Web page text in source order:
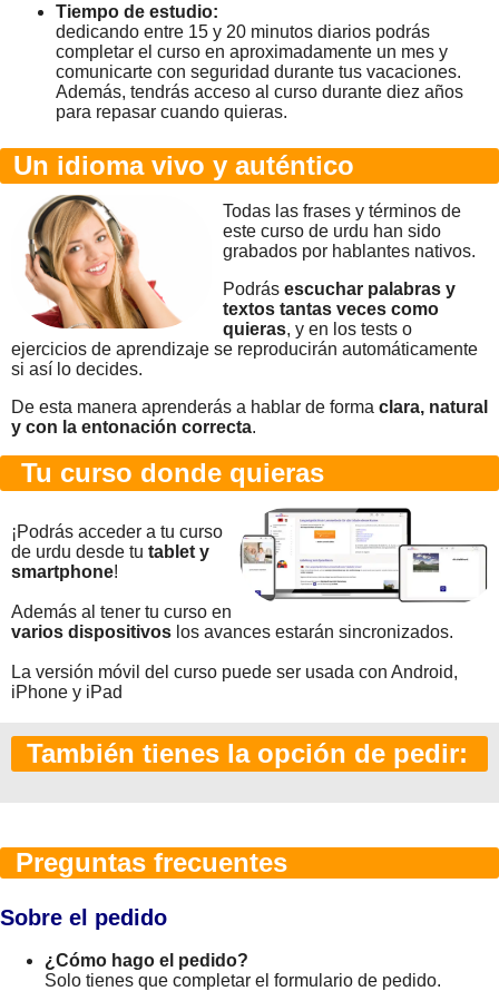
Tiempo de estudio:
dedicando entre 15 y 20 minutos diarios podrás
completar el curso en aproximadamente un mes y
comunicarte con seguridad durante tus vacaciones.
Además, tendrás acceso al curso durante diez años
para repasar cuando quieras.
Un idioma vivo y auténtico
Todas las frases y términos de
este curso de urdu han sido
grabados por hablantes nativos.
Podrás escuchar palabras y
textos tantas veces como
quieras, y en los tests o
ejercicios de aprendizaje se reproducirán automáticamente
si así lo decides.
De esta manera aprenderás a hablar de forma clara, natural
y con la entonación correcta.
Tu curso donde quieras
¡Podrás acceder a tu curso
de urdu desde tu tablet y
smartphone!
Además al tener tu curso en
varios dispositivos los avances estarán sincronizados.
La versión móvil del curso puede ser usada con Android,
iPhone y iPad
También tienes la opción de pedir:
Preguntas frecuentes
Sobre el pedido
¿Cómo hago el pedido?
Solo tienes que completar el formulario de pedido.